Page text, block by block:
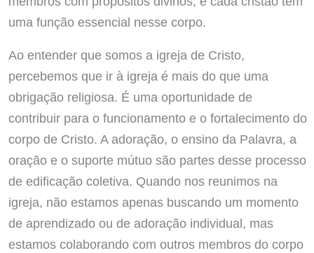
uma função essencial nesse corpo.
Ao entender que somos a igreja de Cristo,
percebemos que ir à igreja é mais do que uma
obrigação religiosa. É uma oportunidade de
contribuir para o funcionamento e o fortalecimento do
corpo de Cristo. A adoração, o ensino da Palavra, a
oração e o suporte mútuo são partes desse processo
de edificação coletiva. Quando nos reunimos na
igreja, não estamos apenas buscando um momento
de aprendizado ou de adoração individual, mas
estamos colaborando com outros membros do corpo